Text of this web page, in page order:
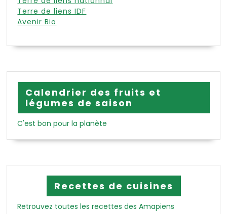
Terre de liens IDF
Avenir Bio
Calendrier des fruits et
légumes de saison
C'est bon pour la planète
Recettes de cuisines
Retrouvez toutes les recettes des Amapiens